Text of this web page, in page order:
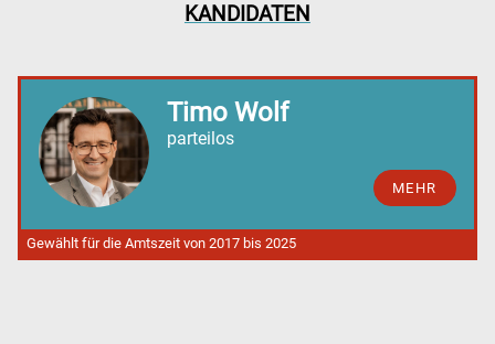
KANDIDATEN
Timo Wolf
parteilos
MEHR
Gewählt für die Amtszeit von 2017 bis 2025